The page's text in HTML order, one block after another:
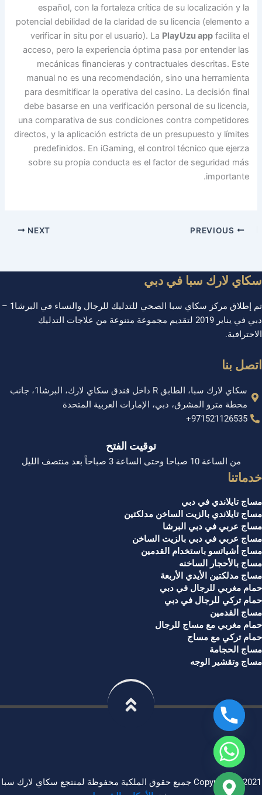
español, con la fortaleza crítica de su localización y la
potencial debilidad de la claridad de su licencia (elemento a
verificar in situ por el usuario). La PlayUzu appfacilita el
acceso, pero la experiencia óptima pasa por entender las
mecánicas financieras y contractuales descritas. Este
manual no es una recomendación, sino una herramienta
para desmitificar la operativa del casino. La decisión final
debe basarse en una verificación personal de su licencia,
una comparativa de sus condiciones contra competidores
directos, y la aplicación estricta de un presupuesto y límites
predefinidos. En iGaming, el control técnico que ejerza
sobre su propia conducta es el factor de seguridad más
importante.
NEXT
سكاي لارك سبا في دبي
تم إطلاق مركز سكاي سبا الصحي للتدليك للرجال والنساء في البرشا1 –
دبي في يناير 2019 لتقديم مجموعة متنوعة من علاجات التدليك
الاحترافية.
اتصل بنا
سكاي لارك سبا، الطابق R داخل فندق سكاي لارك، البرشا1، جانب
محطة مترو المشرق، دبي، الإمارات العربية المتحدة
971521126535+
توقيت الفتح
من الساعة 10 صباحا وحتى الساعة 3 صباحاً بعد منتصف الليل
خدماتنا
مساج تايلاندي في دبي
مساج تايلاندي بالزيت الساخن مدلكتين
مساج عربي في دبي البرشا
مساج عربي في دبي بالزيت الساخن
مساج أشياتسو باستخدام القدمين
مساج بالأحجار الساخنه
مساج مدلكتين الأيدي الأربعة
حمام مغربي للرجال في دبي
حمام تركي للرجال في دبي
مساج القدمين
حمام مغربي مع مساج للرجال
حمام تركي مع مساج
مساج الحجامة
مساج وتقشير الوجه
Copyright © 2021 جميع حقوق الملكية محفوظة لمنتجع سكاي لارك سبا